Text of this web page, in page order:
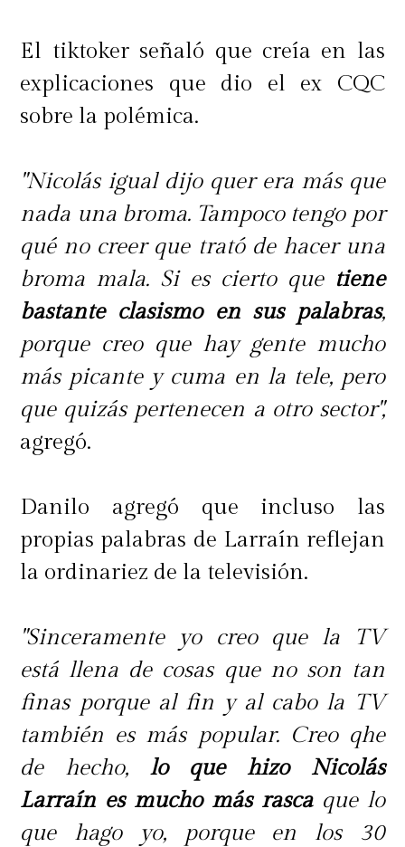
El tiktoker señaló que creía en las
explicaciones que dio el ex CQC
sobre la polémica.
"Nicolás igual dijo quer era más que
nada una broma. Tampoco tengo por
qué no creer que trató de hacer una
broma mala. Si es cierto quetiene
bastante clasismo en sus palabras,
porque creo que hay gente mucho
más picante y cuma en la tele, pero
que quizás pertenecen a otro sector",
agregó.
Danilo agregó que incluso las
propias palabras de Larraín reflejan
la ordinariez de la televisión.
"Sinceramente yo creo que la TV
está llena de cosas que no son tan
finas porque al fin y al cabo la TV
también es más popular. Creo qhe
de hecho, lo que hizo Nicolás
Larraín es mucho más rascaque lo
que hago yo, porque en los 30